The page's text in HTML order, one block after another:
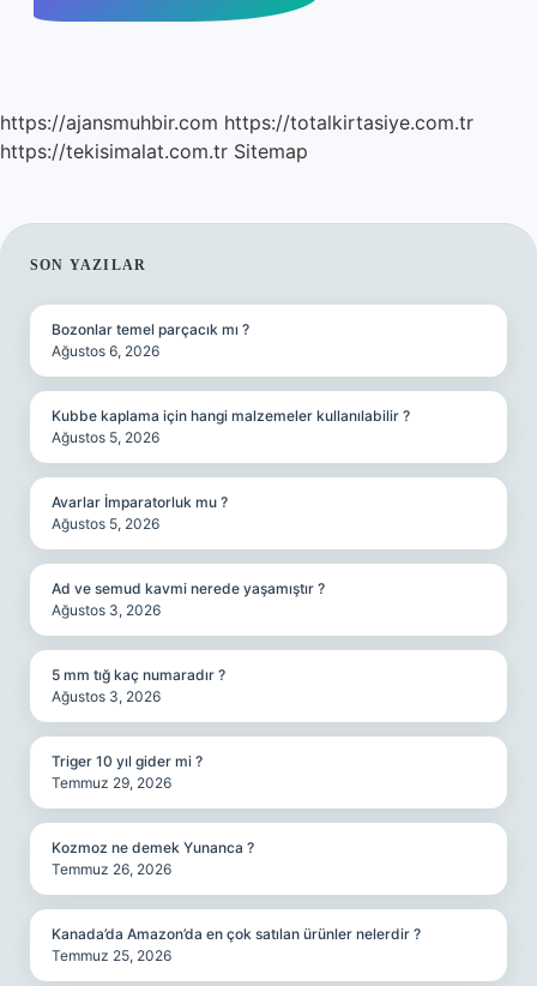
https://ajansmuhbir.com https://totalkirtasiye.com.tr
https://tekisimalat.com.tr Sitemap
SIDEBAR
SON YAZILAR
Bozonlar temel parçacık mı ?
Ağustos 6, 2026
Kubbe kaplama için hangi malzemeler kullanılabilir ?
Ağustos 5, 2026
Avarlar İmparatorluk mu ?
Ağustos 5, 2026
Ad ve semud kavmi nerede yaşamıştır ?
Ağustos 3, 2026
5 mm tığ kaç numaradır ?
Ağustos 3, 2026
Triger 10 yıl gider mi ?
Temmuz 29, 2026
Kozmoz ne demek Yunanca ?
Temmuz 26, 2026
Kanada’da Amazon’da en çok satılan ürünler nelerdir ?
Temmuz 25, 2026